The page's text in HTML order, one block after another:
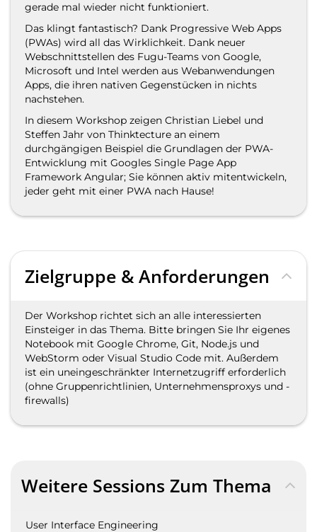
gerade mal wieder nicht funktioniert.
Das klingt fantastisch? Dank Progressive Web Apps
(PWAs) wird all das Wirklichkeit. Dank neuer
Webschnittstellen des Fugu-Teams von Google,
Microsoft und Intel werden aus Webanwendungen
Apps, die ihren nativen Gegenstücken in nichts
nachstehen.
In diesem Workshop zeigen Christian Liebel und
Steffen Jahr von Thinktecture an einem
durchgängigen Beispiel die Grundlagen der PWA-
Entwicklung mit Googles Single Page App
Framework Angular; Sie können aktiv mitentwickeln,
jeder geht mit einer PWA nach Hause!
Zielgruppe & Anforderungen
Der Workshop richtet sich an alle interessierten
Einsteiger in das Thema. Bitte bringen Sie Ihr eigenes
Notebook mit Google Chrome, Git, Node.js und
WebStorm oder Visual Studio Code mit. Außerdem
ist ein uneingeschränkter Internetzugriff erforderlich
(ohne Gruppenrichtlinien, Unternehmensproxys und -
firewalls)
Weitere Sessions Zum Thema
User Interface Engineering